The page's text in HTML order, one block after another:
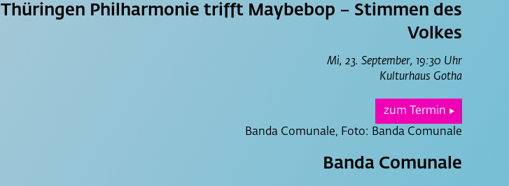
Thüringen Philharmonie trifft Maybebop – Stimmen des
Volkes
Mi, 23. September, 19:30 Uhr
Kulturhaus Gotha
zum Termin ▶
Banda Comunale